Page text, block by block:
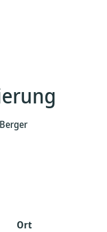
Ort